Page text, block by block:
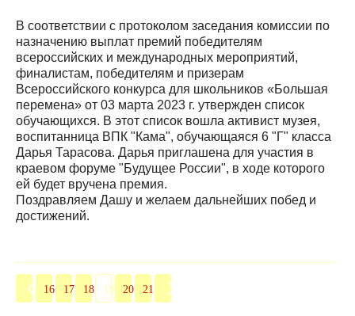
В соответствии с протоколом заседания комиссии по
назначению выплат премий победителям
всероссийских и международных мероприятий,
финалистам, победителям и призерам
Всероссийского конкурса для школьников «Большая
перемена» от 03 марта 2023 г. утвержден список
обучающихся. В этот список вошла активист музея,
воспитанница ВПК "Кама", обучающаяся 6 "Г" класса
Дарья Тарасова. Дарья приглашена для участия в
краевом форуме "Будущее России", в ходе которого
ей будет вручена премия.
Поздравляем Дашу и желаем дальнейших побед и
достижений.
16 17 18 19 20 21